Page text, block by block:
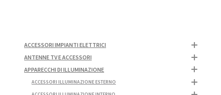
ACCESSORI IMPIANTI ELETTRICI
ANTENNE TV E ACCESSORI
APPARECCHI DI ILLUMINAZIONE
ACCESSORI ILLUMINAZIONE ESTERNO